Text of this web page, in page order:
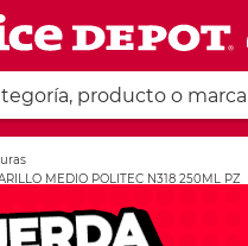
MEDIO POLITEC N318 250ML PZ